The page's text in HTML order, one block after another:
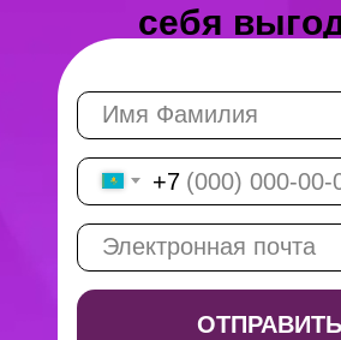
себя
+7
ОТПРАВИТЬ